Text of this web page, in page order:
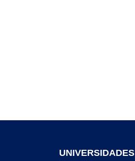
UNIVERSIDADES